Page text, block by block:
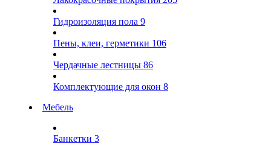
Гидроизоляция пола 9
Пены, клеи, герметики 106
Чердачные лестницы 86
Комплектующие для окон 8
Мебель
Банкетки 3